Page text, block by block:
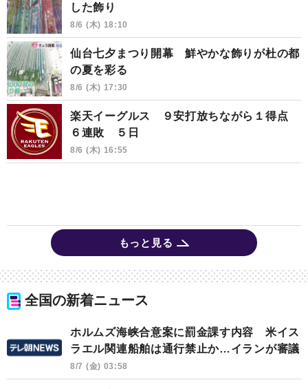
した飾り
8/6 (木) 18:10
仙台七夕まつり開幕 鮮やかな飾りが杜の都
の夏を彩る
8/6 (木) 17:30
楽天イーグルス ９安打放ちながら１得点
６連敗 ５日
8/6 (木) 16:55
もっと見る
全国の新着ニュース
ホルムズ海峡合意案に罰金課す内容 米イス
ラエル関連船舶は通行禁止か…イランが審議
8/7 (金) 03:58